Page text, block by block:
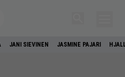
JANI SIEVINEN JASMINE PAJARI